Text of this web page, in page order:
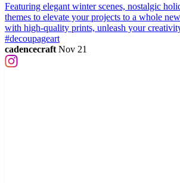
cadencecraft Nov 21